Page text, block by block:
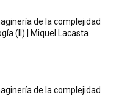
de la complejidad
(II) | Miquel Lacasta
de la complejidad